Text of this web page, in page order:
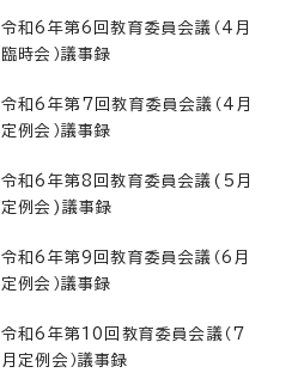
令和6年第6回教育委員会議（4月
臨時会）議事録
令和6年第7回教育委員会議（4月
定例会）議事録
令和6年第8回教育委員会議(5月
定例会)議事録
令和6年第9回教育委員会議（6月
定例会）議事録
令和6年第10回教育委員会議（7
月定例会）議事録